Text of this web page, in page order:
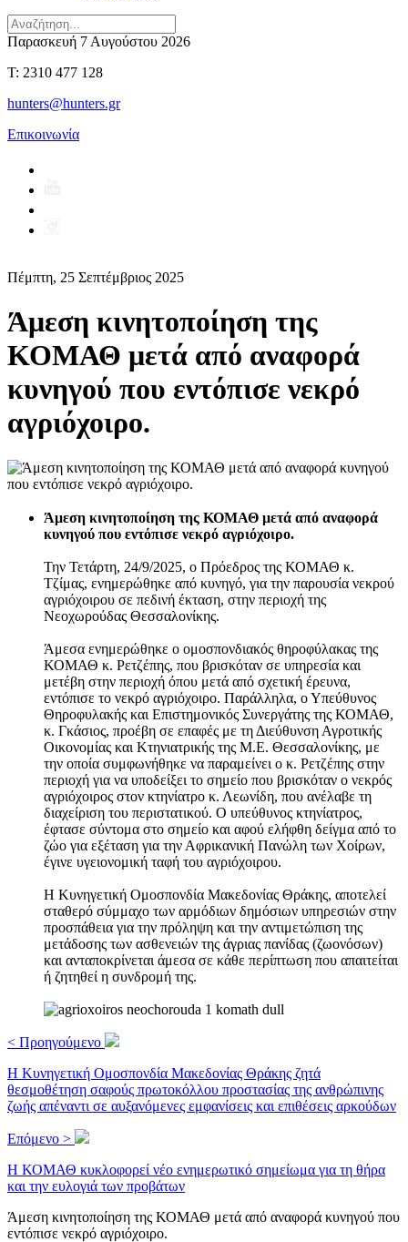
Παρασκευή 7 Αυγούστου 2026
T: 2310 477 128
hunters@hunters.gr
Επικοινωνία
Πέμπτη, 25 Σεπτέμβριος 2025
Άμεση κινητοποίηση της
ΚΟΜΑΘ μετά από αναφορά
κυνηγού που εντόπισε νεκρό
αγριόχοιρο.
Άμεση κινητοποίηση της ΚΟΜΑΘ μετά από αναφορά
κυνηγού που εντόπισε νεκρό αγριόχοιρο.
Την Τετάρτη, 24/9/2025, ο Πρόεδρος της ΚΟΜΑΘ κ.
Τζίμας, ενημερώθηκε από κυνηγό, για την παρουσία νεκρού
αγριόχοιρου σε πεδινή έκταση, στην περιοχή της
Νεοχωρούδας Θεσσαλονίκης.
Άμεσα ενημερώθηκε ο ομοσπονδιακός θηροφύλακας της
ΚΟΜΑΘ κ. Ρετζέπης, που βρισκόταν σε υπηρεσία και
μετέβη στην περιοχή όπου μετά από σχετική έρευνα,
εντόπισε το νεκρό αγριόχοιρο. Παράλληλα, ο Υπεύθυνος
Θηροφυλακής και Επιστημονικός Συνεργάτης της ΚΟΜΑΘ,
κ. Γκάσιος, προέβη σε επαφές με τη Διεύθυνση Αγροτικής
Οικονομίας και Κτηνιατρικής της Μ.Ε. Θεσσαλονίκης, με
την οποία συμφωνήθηκε να παραμείνει ο κ. Ρετζέπης στην
περιοχή για να υποδείξει το σημείο που βρισκόταν ο νεκρός
αγριόχοιρος στον κτηνίατρο κ. Λεωνίδη, που ανέλαβε τη
διαχείριση του περιστατικού. Ο υπεύθυνος κτηνίατρος,
έφτασε σύντομα στο σημείο και αφού ελήφθη δείγμα από το
ζώο για εξέταση για την Αφρικανική Πανώλη των Χοίρων,
έγινε υγειονομική ταφή του αγριόχοιρου.
Η Κυνηγετική Ομοσπονδία Μακεδονίας Θράκης, αποτελεί
σταθερό σύμμαχο των αρμόδιων δημόσιων υπηρεσιών στην
προσπάθεια για την πρόληψη και την αντιμετώπιση της
μετάδοσης των ασθενειών της άγριας πανίδας (ζωονόσων)
και ανταποκρίνεται άμεσα σε κάθε περίπτωση που απαιτείται
ή ζητηθεί η συνδρομή της.
< Προηγούμενο
Η Kυνηγετική Ομοσπονδία Μακεδονίας Θράκης ζητά
θεσμοθέτηση σαφούς πρωτοκόλλου προστασίας της ανθρώπινης
ζωής απέναντι σε αυξανόμενες εμφανίσεις και επιθέσεις αρκούδων
Επόμενο >
Η ΚΟΜΑΘ κυκλοφορεί νέο ενημερωτικό σημείωμα για τη θήρα
και την ευλογιά των προβάτων
Άμεση κινητοποίηση της ΚΟΜΑΘ μετά από αναφορά κυνηγού που
εντόπισε νεκρό αγριόχοιρο.